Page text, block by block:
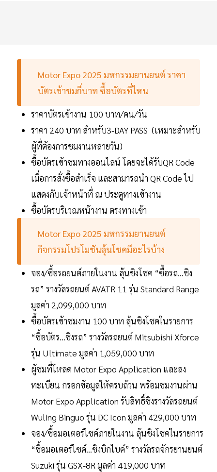
Motor Expo 2025 มหกรรมยานยนต์ ราคา
บัตรเข้าชมกี่บาท ซื้อบัตรที่ไหน
ราคาบัตรเข้างาน 100 บาท/คน/วัน
ราคา 240 บาท สำหรับ3-DAY PASS (เหมาะสำหรับ
ผู้ที่ต้องการชมงานหลายวัน)
ซื้อบัตรเข้าชมทางออนไลน์ โดยจะได้รับQR Code
เมื่อการสั่งซื้อสำเร็จ และสามารถนํา QR Code ไป
แสดงกับเจ้าหน้าที่ ณ ประตูทางเข้างาน
ซื้อบัตรบริเวณหน้างาน ตรงทางเข้า
Motor Expo 2025 มหกรรมยานยนต์
กิจกรรมโปรโมชันลุ้นโชคมีอะไรบ้าง
จอง/ซื้อรถยนต์ภายในงาน ลุ้นชิงโชค “ซื้อรถ…ชิง
รถ” รางวัลรถยนต์ AVATR 11 รุ่น Standard Range
มูลค่า 2,099,000 บาท
ซื้อบัตรเข้าชมงาน 100 บาท ลุ้นชิงโชคในรายการ
“ซื้อบัตร…ชิงรถ” รางวัลรถยนต์ Mitsubishi Xforce
รุ่น Ultimate มูลค่า 1,059,000 บาท
ผู้ชมที่โหลด Motor Expo Application และลง
ทะเบียน กรอกข้อมูลให้ครบถ้วน พร้อมชมงานผ่าน
Motor Expo Application รับสิทธิ์ชิงรางวัลรถยนต์
Wuling Binguo รุ่น DC Icon มูลค่า 429,000 บาท
จอง/ซื้อมอเตอร์ไซค์ภายในงาน ลุ้นชิงโชคในรายการ
“ซื้อมอเตอร์ไซค์…ชิงบิกไบค์” รางวัลรถจักรยานยนต์
Suzuki รุ่น GSX-8R มูลค่า 419,000 บาท